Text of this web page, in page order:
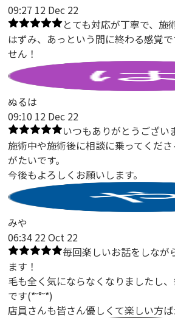
09:27 12 Dec 22
とても対応が丁寧で、施
はずみ、あっという間に終わる感覚
せん！
ぬるは
09:10 12 Dec 22
いつもありがとうござい
施術中や施術後に相談に乗ってくだ
がたいです。
今後もよろしくお願いします。
みや
06:34 22 Oct 22
毎回楽しいお話をしなが
ます！
毛も全く気にならなくなりましたし
です(*˘°˘*)
店員さんも皆さん優しくて楽しい方ば